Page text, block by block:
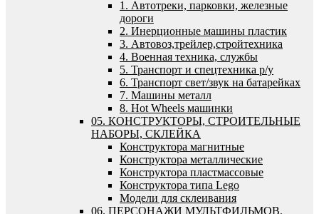
1. Автотреки, парковки, железные
дороги
2. Инерционные машины пластик
3. Автовоз,трейлер,стройтехника
4. Военная техника, службы
5. Транспорт и спецтехника р/у
6. Транспорт свет/звук на батарейках
7. Машины металл
8. Hot Wheels машинки
05. КОНСТРУКТОРЫ, СТРОИТЕЛЬНЫЕ
НАБОРЫ, СКЛЕЙКА
Конструктора магнитные
Конструктора металлические
Конструктора пластмассовые
Конструктора типа Lego
Модели для склеивания
06. ПЕРСОНАЖИ МУЛЬТФИЛЬМОВ,